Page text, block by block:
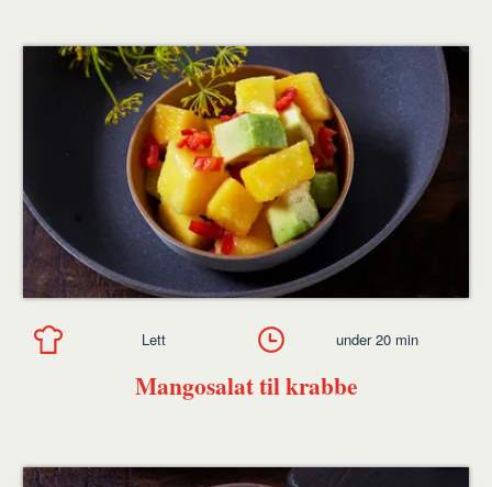
Mangosalat til krabbe
Lett under 20 min